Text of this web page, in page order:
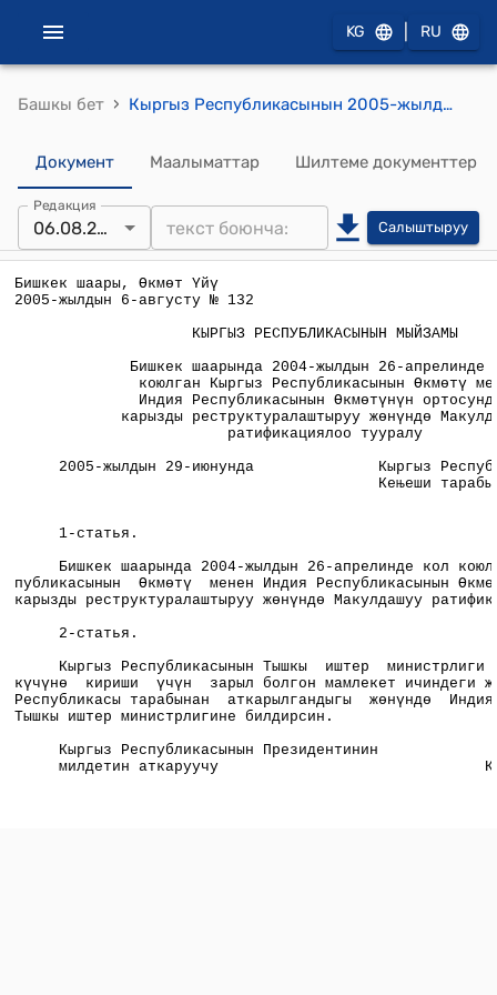
KG RU
Башкы бет › Кыргыз Республикасынын 2005-жылдын 6-августундагы №132 "Бишкек шаарында 2004-жылдын 26-апрелинде кол коюлган Кыргыз Республикасынын Өкмөтү менен Индия Республикасынын Өкмөтүнүн ортосундагы карызды реструктуралаштыруу жөнүндө Макулдашуу ратификациялоо тууралу" Мыйзамы
Документ Маалыматтар Шилтеме документтер
Редакция
06.08.2005 Салыштыруу